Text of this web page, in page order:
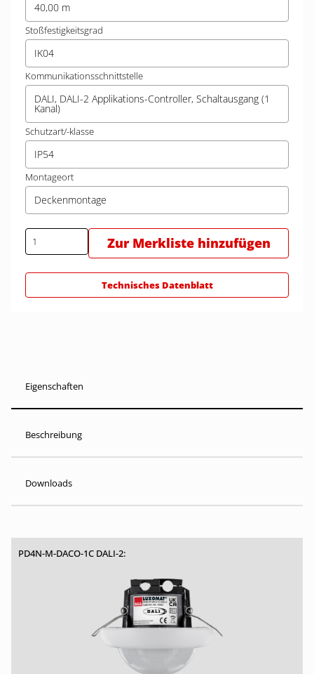
40,00 m
Stoßfestigkeitsgrad
IK04
Kommunikationsschnittstelle
DALI, DALI-2 Applikations-Controller, Schaltausgang (1
Kanal)
Schutzart/-klasse
IP54
Montageort
Deckenmontage
Zur Merkliste hinzufügen
Technisches Datenblatt
Eigenschaften
Beschreibung
Downloads